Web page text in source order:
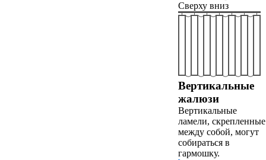
Сверху вниз
Вертикальные
жалюзи
Вертикальные
ламели, скрепленные
между собой, могут
собираться в
гармошку.